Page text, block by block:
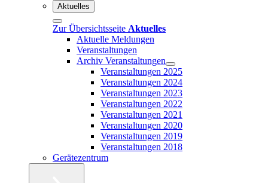
Aktuelles
Zur Übersichtsseite Aktuelles
Aktuelle Meldungen
Veranstaltungen
Archiv Veranstaltungen
Veranstaltungen 2025
Veranstaltungen 2024
Veranstaltungen 2023
Veranstaltungen 2022
Veranstaltungen 2021
Veranstaltungen 2020
Veranstaltungen 2019
Veranstaltungen 2018
Gerätezentrum